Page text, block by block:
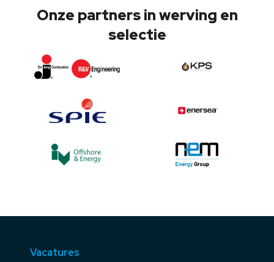
Onze partners in werving en
selectie
Vacatures